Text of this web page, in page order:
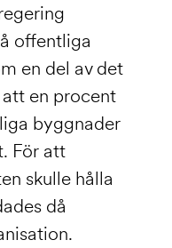
offentliga
en del av det
en procent
byggnader
För att
skulle hålla
då